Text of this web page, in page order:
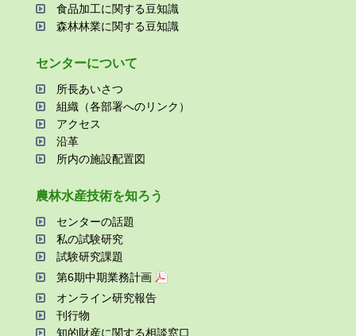
⾷品加⼯に関する⾖知識
森林林業に関する⾖知識
センターについて
所⻑あいさつ
組織（各部署へのリンク）
アクセス
沿⾰
所内の施設配置図
農林⽔産技術を知ろう
センターの話題
私の試験研究
試験研究課題
第6期中期業務計画
オンライン研究報告
刊⾏物
知的財産に関する相談窓⼝